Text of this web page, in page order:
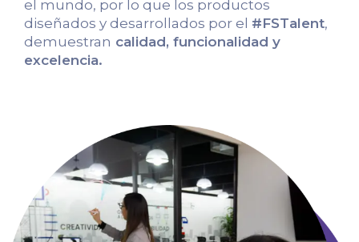
el mundo, por lo que los productos
diseñados y desarrollados por el #FSTalent,
demuestran calidad, funcionalidad y
excelencia.